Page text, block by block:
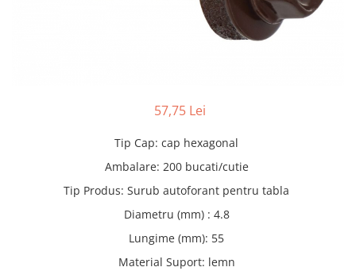
autonivelante si pardoseli
Buiandrugi
Scule electrice, unelte si accesorii
57,75 Lei
Tip Cap: cap hexagonal
Ambalare: 200 bucati/cutie
Tip Produs: Surub autoforant pentru tabla
Diametru (mm) : 4.8
Lungime (mm): 55
Material Suport: lemn